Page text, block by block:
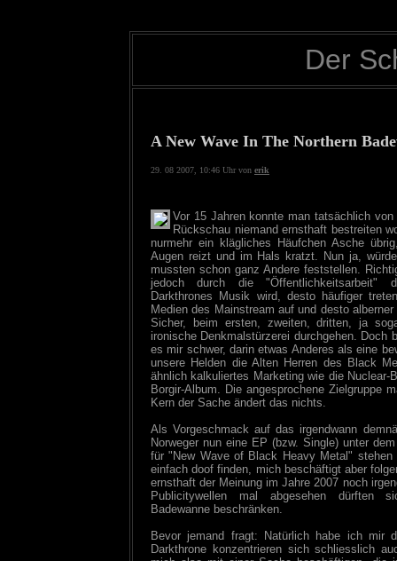
Der
A New Wave In The Northern
29. 08 2007, 10:46 Uhr von erik
Vor 15 Jahren konnte man tatsächlich
Rückschau niemand ernsthaft bestreiten
nurmehr ein klägliches Häufchen Asche
Augen reizt und im Hals kratzt. Nun ja,
mussten schon ganz Andere feststellen.
jedoch durch die "Öffentlichkeitsarbeit"
Darkthrones Musik wird, desto häufiger
Medien des Mainstream auf und desto
Sicher, beim ersten, zweiten, dritten, ja
ironische Denkmalstürzerei durchgehen. Doch
es mir schwer, darin etwas Anderes als eine
unsere Helden die Alten Herren des Black
ähnlich kalkuliertes Marketing wie die Nuclear-
Borgir-Album. Die angesprochene Zielgruppe
Kern der Sache ändert das nichts.
Als Vorgeschmack auf das irgendwann
Norweger nun eine EP (bzw. Single) unter
für "New Wave of Black Heavy Metal"
einfach doof finden, mich beschäftigt aber
ernsthaft der Meinung im Jahre 2007 noch
Publicitywellen mal abgesehen dürften
Badewanne beschränken.
Bevor jemand fragt: Natürlich habe ich mir
Darkthrone konzentrieren sich schliesslich